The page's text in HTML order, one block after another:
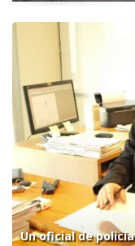
Un oficial de